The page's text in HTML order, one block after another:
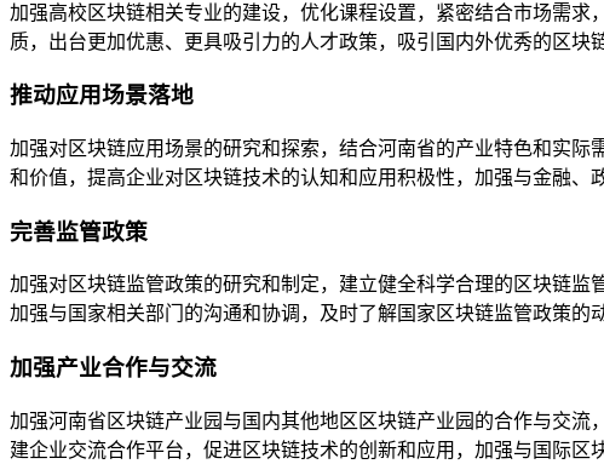
加强高校区块链相关专业的建设，优化课程设置，紧密结合市场需
质，出台更加优惠、更具吸引力的人才政策，吸引国内外优秀的区块
推动应用场景落地
加强对区块链应用场景的研究和探索，结合河南省的产业特色和实
和价值，提高企业对区块链技术的认知和应用积极性，加强与金融、
完善监管政策
加强对区块链监管政策的研究和制定，建立健全科学合理的区块链
加强与国家相关部门的沟通和协调，及时了解国家区块链监管政策的
加强产业合作与交流
加强河南省区块链产业园与国内其他地区区块链产业园的合作与交
建企业交流合作平台，促进区块链技术的创新和应用，加强与国际